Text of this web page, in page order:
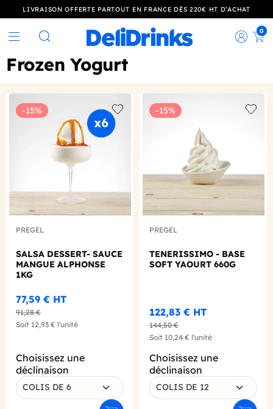
LIVRAISON OFFERTE PARTOUT EN FRANCE DÈS 220€ HT D’ACHAT
Rechercher
0
Frozen Yogurt
-15%
Add to wishlist
PREGEL
SALSA DESSERT- SAUCE
MANGUE ALPHONSE
1KG
77,59 € HT
91,28 €
Soit 12,93 € l'unité
Choisissez une
déclinaison
COLIS DE 6
-15%
PREGEL
TENERISSIMO - BASE
SOFT YAOURT 660G
122,83 € HT
144,50 €
Soit 10,24 € l'unité
Choisissez une
déclinaison
COLIS DE 12